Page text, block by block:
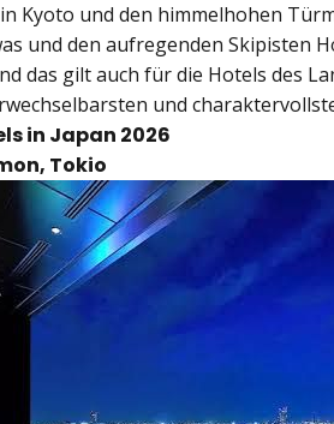
Kyoto und den himmelhohen
und den aufregenden Skipisten
das gilt auch für die Hotels des
und
in Japan 2026
Tokio